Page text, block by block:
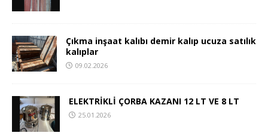
Çıkma inşaat kalıbı demir kalıp ucuza satılık
kalıplar
09.02.2026
ELEKTRİKLİ ÇORBA KAZANI 12 LT VE 8 LT
25.01.2026